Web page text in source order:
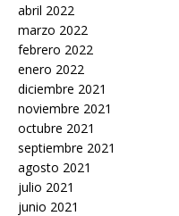
abril 2022
marzo 2022
febrero 2022
enero 2022
diciembre 2021
noviembre 2021
octubre 2021
septiembre 2021
agosto 2021
julio 2021
junio 2021